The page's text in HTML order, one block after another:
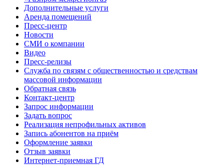
Дополнительные услуги
Аренда помещений
Пресс-центр
Новости
СМИ о компании
Видео
Пресс-релизы
Служба по связям с общественностью и средствам
массовой информации
Обратная связь
Контакт-центр
Запрос информации
Задать вопрос
Реализация непрофильных активов
Запись абонентов на приём
Оформление заявки
Отзыв заявки
Интернет-приемная ГД